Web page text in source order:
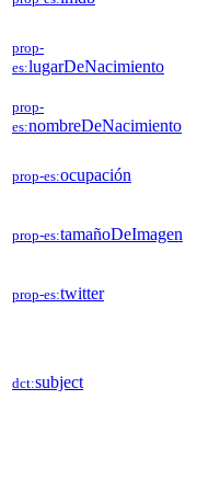
prop-
es:lugarDeNacimiento
prop-
es:nombreDeNacimiento
prop-es:ocupación
prop-es:tamañoDeImagen
prop-es:twitter
dct:subject